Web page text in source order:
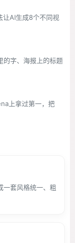
让AI生成8个不同视
的字、海报上的标题
上拿过第一，把
一套风格统一、粗